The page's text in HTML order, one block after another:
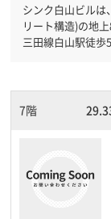
シンク白山ビルは
リート構造)の地上8階建
三田線白山駅徒歩
間帯を気にせず利
7階